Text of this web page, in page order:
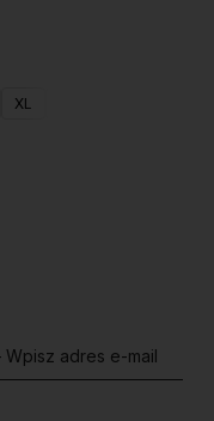
XL
Wpisz adres e-mail